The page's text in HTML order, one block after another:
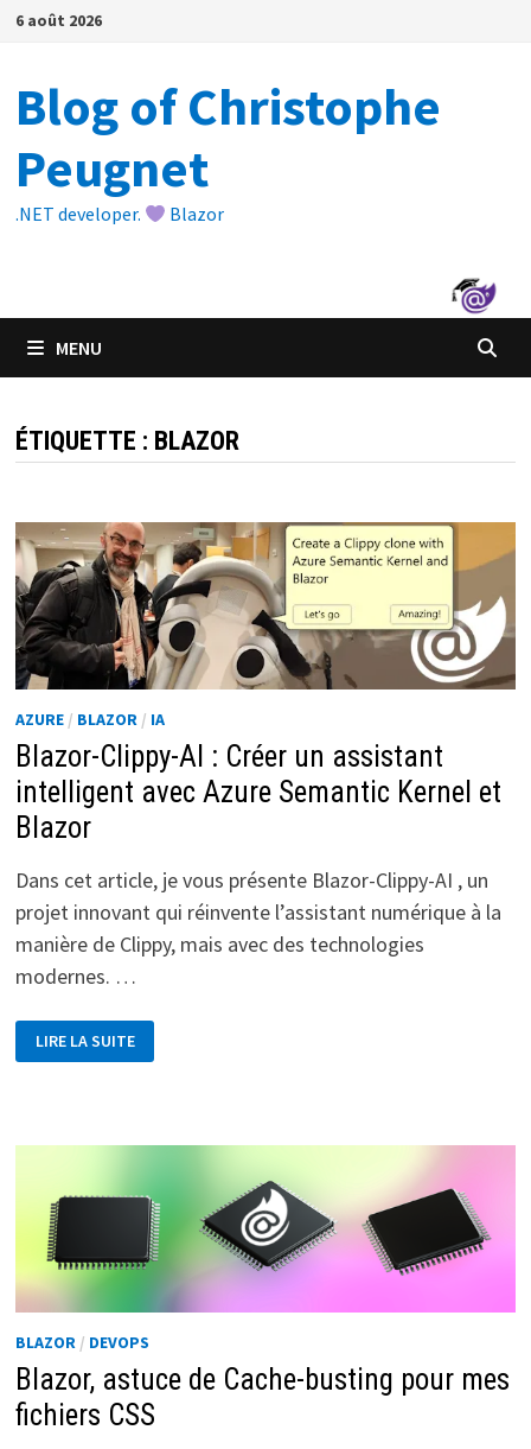
Passer
6 août 2026
Blog of Christophe
Peugnet
.NET developer. Blazor
MENU
ÉTIQUETTE : BLAZOR
AZURE/ BLAZOR/ IA
Blazor-Clippy-AI : Créer un assistant
intelligent avec Azure Semantic Kernel et
Blazor
Dans cet article, je vous présente Blazor-Clippy-AI , un
projet innovant qui réinvente l’assistant numérique à la
manière de Clippy, mais avec des technologies
modernes. …
BLAZOR-
CLIPPY-
AI
INTELLIGENT
SEMANTIC
KERNEL
ET
BLAZOR
LIRE LA SUITE
BLAZOR/ DEVOPS
Blazor, astuce de Cache-busting pour mes
fichiers CSS